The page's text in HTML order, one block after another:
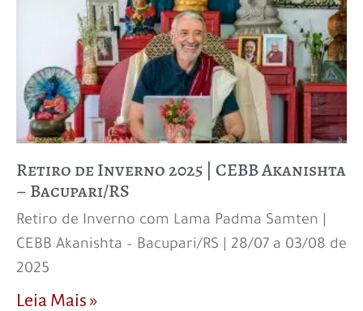
Retiro de Inverno 2025 | CEBB Akanishta
– Bacupari/RS
Retiro de Inverno com Lama Padma Samten |
CEBB Akanishta – Bacupari/RS | 28/07 a 03/08 de
2025
Leia Mais »